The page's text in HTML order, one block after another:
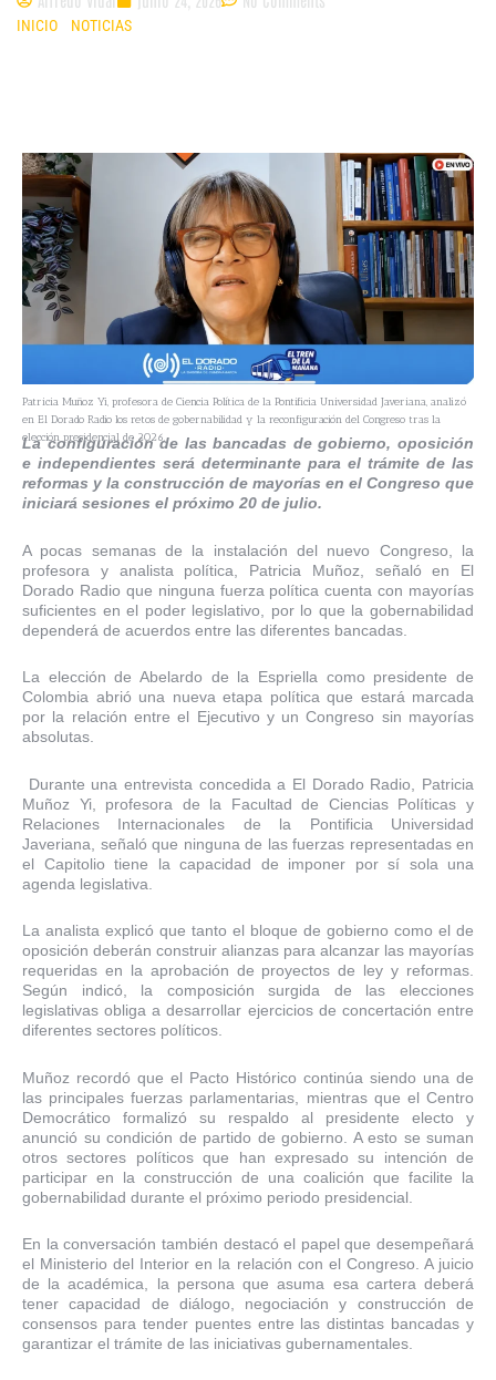
INICIO NOTICIAS
Patricia Muñoz Yi, profesora de Ciencia Política de la Pontificia Universidad Javeriana, analizó
en El Dorado Radio los retos de gobernabilidad y la reconfiguración del Congreso tras la
elección presidencial de 2026.
La configuración de las bancadas de gobierno, oposición
e independientes será determinante para el trámite de las
reformas y la construcción de mayorías en el Congreso que
iniciará sesiones el próximo 20 de julio.
A pocas semanas de la instalación del nuevo Congreso, la
profesora y analista política, Patricia Muñoz, señaló en El
Dorado Radio que ninguna fuerza política cuenta con mayorías
suficientes en el poder legislativo, por lo que la gobernabilidad
dependerá de acuerdos entre las diferentes bancadas.
La elección de Abelardo de la Espriella como presidente de
Colombia abrió una nueva etapa política que estará marcada
por la relación entre el Ejecutivo y un Congreso sin mayorías
absolutas.
Durante una entrevista concedida a El Dorado Radio, Patricia
Muñoz Yi, profesora de la Facultad de Ciencias Políticas y
Relaciones Internacionales de la Pontificia Universidad
Javeriana, señaló que ninguna de las fuerzas representadas en
el Capitolio tiene la capacidad de imponer por sí sola una
agenda legislativa.
La analista explicó que tanto el bloque de gobierno como el de
oposición deberán construir alianzas para alcanzar las mayorías
requeridas en la aprobación de proyectos de ley y reformas.
Según indicó, la composición surgida de las elecciones
legislativas obliga a desarrollar ejercicios de concertación entre
diferentes sectores políticos.
Muñoz recordó que el Pacto Histórico continúa siendo una de
las principales fuerzas parlamentarias, mientras que el Centro
Democrático formalizó su respaldo al presidente electo y
anunció su condición de partido de gobierno. A esto se suman
otros sectores políticos que han expresado su intención de
participar en la construcción de una coalición que facilite la
gobernabilidad durante el próximo periodo presidencial.
En la conversación también destacó el papel que desempeñará
el Ministerio del Interior en la relación con el Congreso. A juicio
de la académica, la persona que asuma esa cartera deberá
tener capacidad de diálogo, negociación y construcción de
consensos para tender puentes entre las distintas bancadas y
garantizar el trámite de las iniciativas gubernamentales.